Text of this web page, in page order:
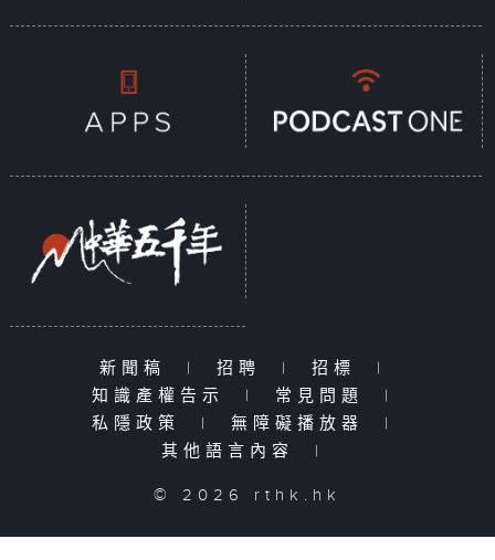
新聞稿 | 招聘 | 招標
|
知識產權告示
| 常見問題
|
私隱政策
| 無障礙播放器
|
其他語言內容
|
© 2026 rthk.hk